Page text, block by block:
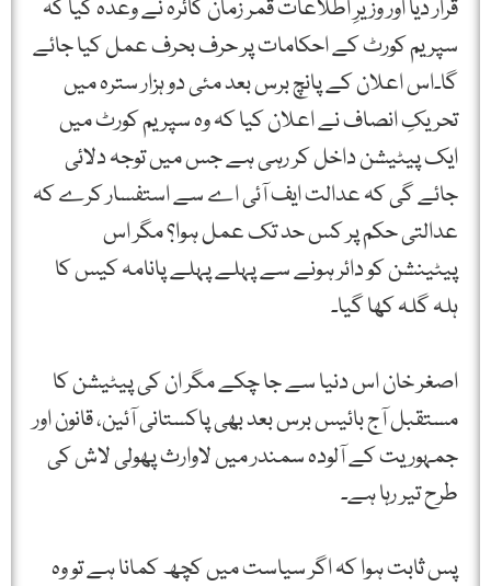
قرار دیا اور وزیرِ اطلاعات قمر زمان کائرہ نے وعدہ کیا کہ
سپریم کورٹ کے احکامات پر حرف بحرف عمل کیا جائے
گا۔اس اعلان کے پانچ برس بعد مئی دو ہزار سترہ میں
تحریکِ انصاف نے اعلان کیا کہ وہ سپریم کورٹ میں
ایک پیٹیشن داخل کر رہی ہے جس میں توجہ دلائی
جائے گی کہ عدالت ایف آئی اے سے استفسار کرے کہ
عدالتی حکم پر کس حد تک عمل ہوا؟ مگر اس
پیٹینشن کو دائر ہونے سے پہلے پہلے پانامہ کیس کا
ہلہ گلہ کھا گیا۔
اصغر خان اس دنیا سے جا چکے مگر ان کی پیٹیشن کا
مستقبل آج بائیس برس بعد بھی پاکستانی آئین، قانون اور
جمہوریت کے آلودہ سمندر میں لاوارث پھولی لاش کی
طرح تیر رہا ہے۔
پس ثابت ہوا کہ اگر سیاست میں کچھ کمانا ہے تو وہ